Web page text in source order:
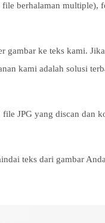
file berhalaman multiple),
gambar ke teks kami.
kami adalah solusi
JPG yang discan dan
teks dari gambar